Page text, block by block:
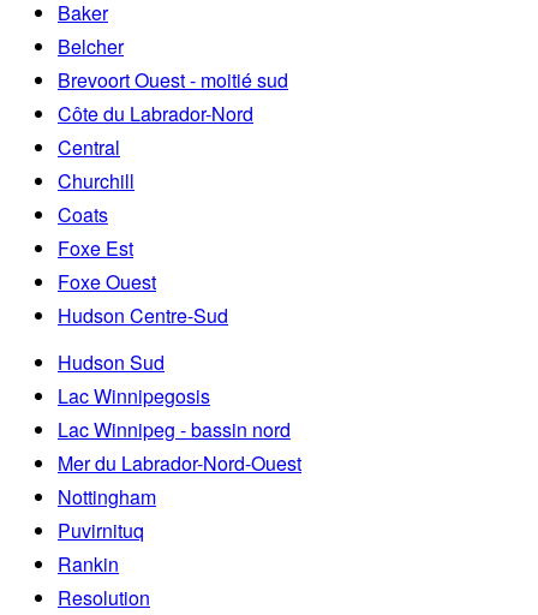
Baker
Belcher
Brevoort Ouest - moitié sud
Côte du Labrador-Nord
Central
Churchill
Coats
Foxe Est
Foxe Ouest
Hudson Centre-Sud
Hudson Sud
Lac Winnipegosis
Lac Winnipeg - bassin nord
Mer du Labrador-Nord-Ouest
Nottingham
Puvirnituq
Rankin
Resolution